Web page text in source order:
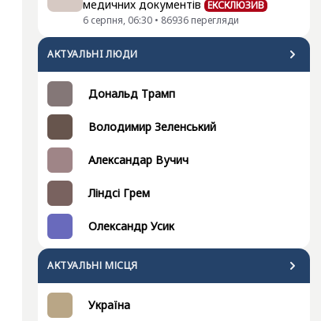
медичних документів ЕКСКЛЮЗИВ
6 серпня, 06:30 • 86936 перегляди
АКТУАЛЬНI ЛЮДИ
Дональд Трамп
Володимир Зеленський
Александар Вучич
Ліндсі Грем
Олександр Усик
АКТУАЛЬНІ МІСЦЯ
Україна